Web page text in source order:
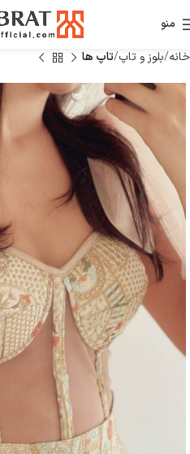
منو
خانه بلوز و تاپ تاپ ها